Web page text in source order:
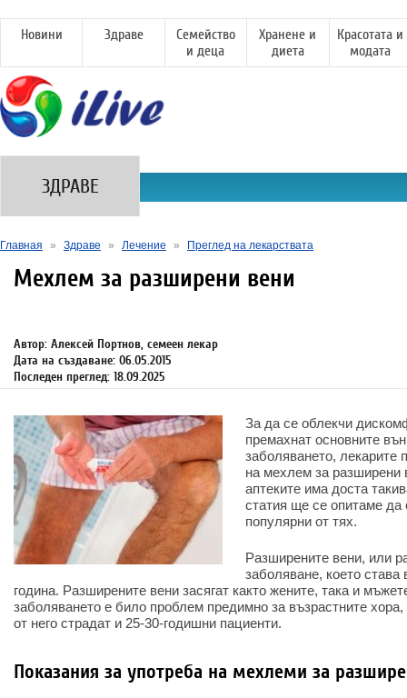
Новини Здраве
Семейство
и деца
Хранене и
диета
Красотата и
модата
ЗДРАВЕ
Главная » Здраве » Лечение » Преглед на лекарствата
Мехлем за разширени вени
Автор: Алексей Портнов, семеен лекар
Дата на създаване: 06.05.2015
Последен преглед: 18.09.2025
За да се облекчи
премахнат основните
заболяването, лекарите
на мехлем за разширени
аптеките има доста
статия ще се опитаме
популярни от тях.
Разширените вени, или
заболяване, което
година. Разширените вени засягат както жените, така и
заболяването е било проблем предимно за възрастните хора,
от него страдат и 25-30-годишни пациенти.
Показания за употреба на мехлеми за